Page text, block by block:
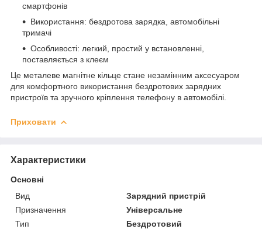
смартфонів
Використання: бездротова зарядка, автомобільні
тримачі
Особливості: легкий, простий у встановленні,
поставляється з клеєм
Це металеве магнітне кільце стане незамінним аксесуаром
для комфортного використання бездротових зарядних
пристроїв та зручного кріплення телефону в автомобілі.
Приховати
Характеристики
Основні
Вид
Зарядний пристрій
Призначення
Універсальне
Тип
Бездротовий